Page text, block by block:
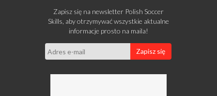
Zapisz się na newsletter Polish Soccer
Skills, aby otrzymywać wszystkie aktualne
informacje prosto na maila!
Zapisz się